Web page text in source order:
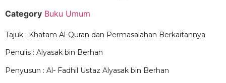
Category Buku Umum
Tajuk : Khatam Al-Quran dan Permasalahan Berkaitannya
Penulis : Alyasak bin Berhan
Penyusun : Al- Fadhil Ustaz Alyasak bin Berhan